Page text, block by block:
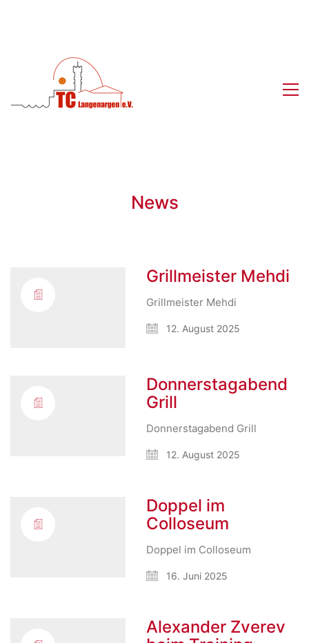
News
Grillmeister Mehdi
Grillmeister Mehdi
12. August 2025
Donnerstagabend
Grill
Donnerstagabend Grill
12. August 2025
Doppel im
Colloseum
Doppel im Colloseum
16. Juni 2025
Alexander Zverev